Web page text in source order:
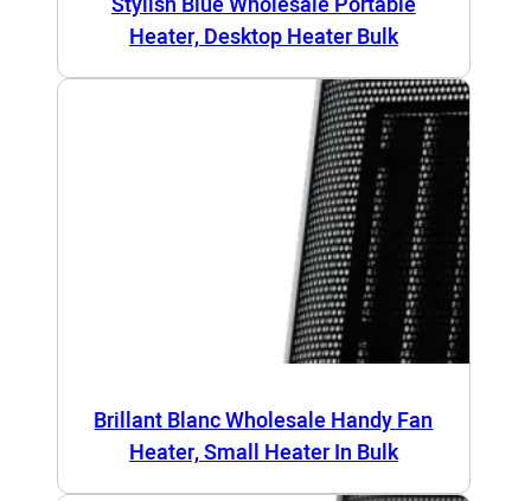
Heater, Desktop Heater Bulk
Brillant Blanc Wholesale Handy Fan
Heater, Small Heater In Bulk